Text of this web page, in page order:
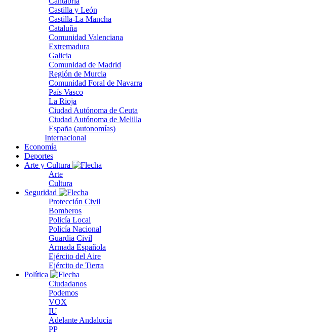
Castilla y León
Castilla-La Mancha
Cataluña
Comunidad Valenciana
Extremadura
Galicia
Comunidad de Madrid
Región de Murcia
Comunidad Foral de Navarra
País Vasco
La Rioja
Ciudad Autónoma de Ceuta
Ciudad Autónoma de Melilla
España (autonomías)
Internacional
Economía
Deportes
Arte y Cultura
Arte
Cultura
Seguridad
Protección Civil
Bomberos
Policía Local
Policía Nacional
Guardia Civil
Armada Española
Ejército del Aire
Ejército de Tierra
Política
Ciudadanos
Podemos
VOX
IU
Adelante Andalucía
PP